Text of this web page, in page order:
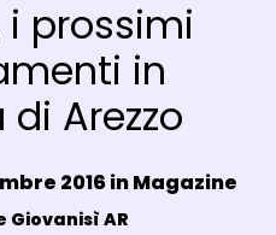
i prossimi
in
Arezzo
2016 inMagazine
Giovanisì AR